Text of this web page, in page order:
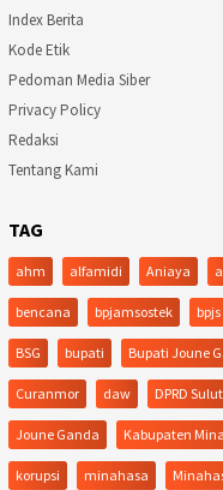
Index Berita
Kode Etik
Pedoman Media Siber
Privacy Policy
Redaksi
Tentang Kami
TAG
ahm alfamidi Aniaya
bencana bpjamsostek
BSG bupati Bupati Joune
Curanmor daw DPRD Sulut
Joune Ganda Kabupaten
korupsi minahasa